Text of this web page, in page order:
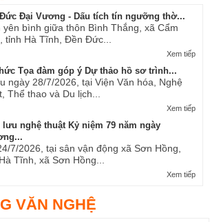
Đại Vương - Dấu tích tín ngưỡng thờ...
yên bình giữa thôn Bình Thắng, xã Cẩm
tỉnh Hà Tĩnh, Đền Đức...
Xem tiếp
Tọa đàm góp ý Dự thảo hồ sơ trình...
ngày 28/7/2026, tại Viện Văn hóa, Nghệ
Thể thao và Du lịch...
Xem tiếp
lưu nghệ thuật Kỷ niệm 79 năm ngày
7/2026, tại sân vận động xã Sơn Hồng,
Tĩnh, xã Sơn Hồng...
Xem tiếp
VĂN NGHỆ